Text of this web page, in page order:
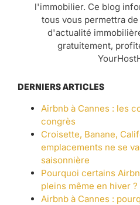
l'immobilier. Ce blog
tous vous permettra
d'actualité
gratuitement,
DERNIERS ARTICLES
Airbnb à Cannes : les
congrès
Croisette, Banane,
emplacements ne se
saisonnière
Pourquoi certains
pleins même en hiver ?
Airbnb à Cannes :